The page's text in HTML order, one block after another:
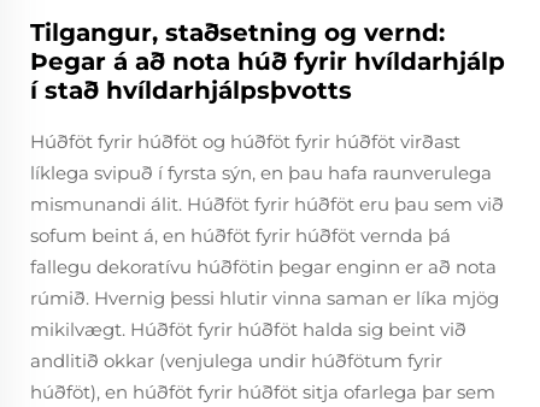
Tilgangur, staðsetning og vernd:
Þegar á að nota húð fyrir hvíldarhjálp
í stað hvíldarhjálpsþvotts
Húðföt fyrir húðföt og húðföt fyrir húðföt virðast
líklega svipuð í fyrsta sýn, en þau hafa raunverulega
mismunandi álit. Húðföt fyrir húðföt eru þau sem við
sofum beint á, en húðföt fyrir húðföt vernda þá
fallegu dekoratívu húðfötin þegar enginn er að nota
rúmið. Hvernig þessi hlutir vinna saman er líka mjög
mikilvægt. Húðföt fyrir húðföt halda sig beint við
andlitið okkar (venjulega undir húðfötum fyrir
húðföt), en húðföt fyrir húðföt sitja ofarlega þar sem